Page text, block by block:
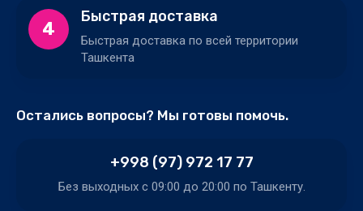
4
Быстрая доставка
Быстрая доставка по всей территории
Ташкента
Остались вопросы? Мы готовы помочь.
+998 (97) 972 17 77
Без выходных c 09:00 до 20:00 по Ташкенту.